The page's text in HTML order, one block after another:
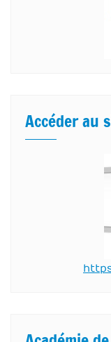
Accéder au